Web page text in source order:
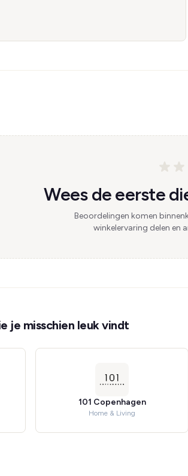
Wees de eerste
Beoordelingen komen
winkelervaring delen en
je misschien leuk vindt
101 Copenhagen
Home & Living